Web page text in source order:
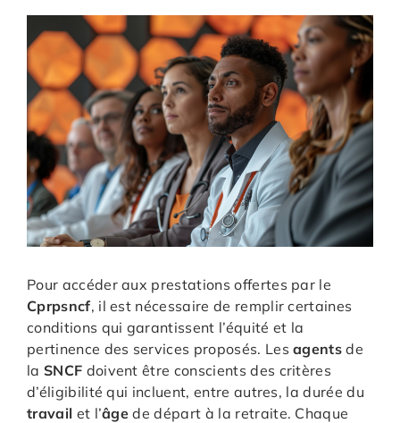
Pour accéder aux prestations offertes par le
Cprpsncf, il est nécessaire de remplir certaines
conditions qui garantissent l’équité et la
pertinence des services proposés. Lesagents de
la SNCF doivent être conscients des critères
d’éligibilité qui incluent, entre autres, la durée du
travail et l’âge de départ à la retraite. Chaque